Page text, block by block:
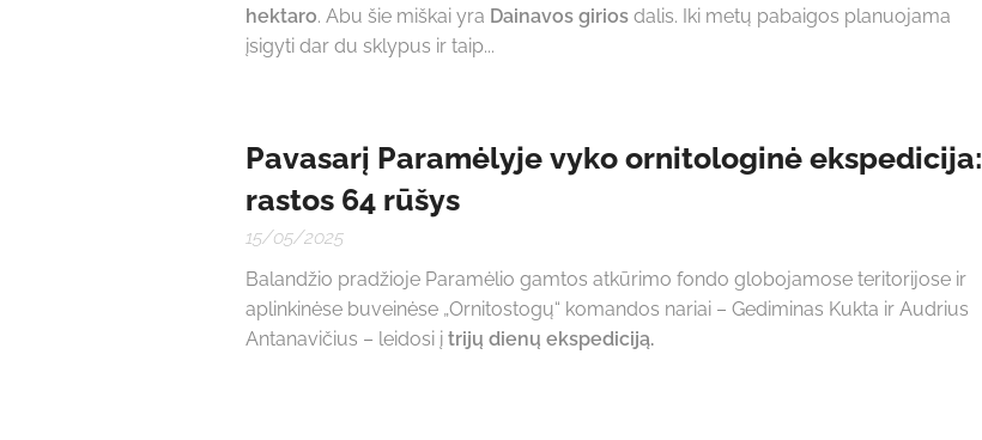
hektaro. Abu šie miškai yra Dainavos giriosdalis. Iki metų pabaigos planuojama
įsigyti dar du sklypus ir taip...
Pavasarį Paramėlyje vyko ornitologinė ekspedicija:
rastos 64 rūšys
15/05/2025
Balandžio pradžioje Paramėlio gamtos atkūrimo fondo globojamose teritorijose ir
aplinkinėse buveinėse „Ornitostogų“ komandos nariai – Gediminas Kukta ir Audrius
Antanavičius – leidosi į trijų dienų ekspediciją.